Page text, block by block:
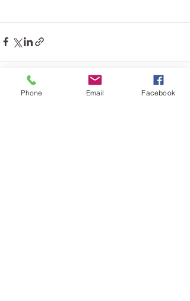
Phone Email Facebook